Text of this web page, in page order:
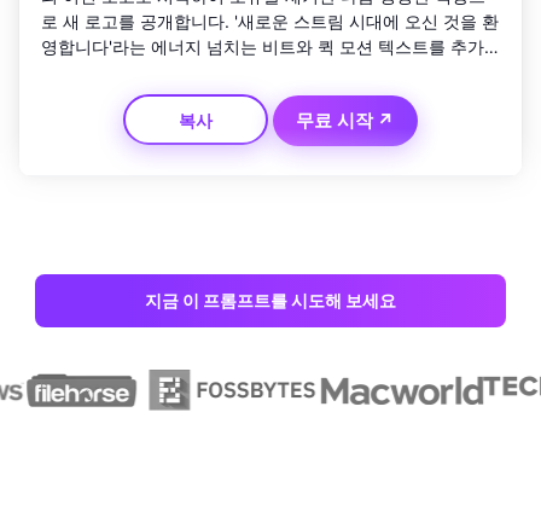
로 새 로고를 공개합니다. '새로운 스트림 시대에 오신 것을 환
영합니다'라는 에너지 넘치는 비트와 퀵 모션 텍스트를 추가
애니메이션으로 마무리하세요.
복사
무료 시작 ↗
지금 이 프롬프트를 시도해 보세요